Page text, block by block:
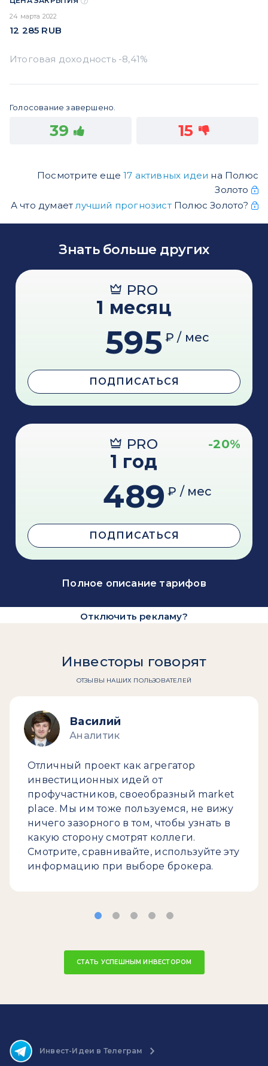
24 марта 2022
12 285 RUB
Голосование завершено.
39 15
Посмотрите еще 17 активных идеи на Полюс
Золото
А что думаетлучший прогнозистПолюс Золото?
Знать больше других
PRO
1 месяц
595 ₽ / мес
ПОДПИСАТЬСЯ
PRO -20%
1 год
489 ₽ / мес
ПОДПИСАТЬСЯ
Полное описание тарифов
Отключить рекламу?
Инвесторы говорят
ОТЗЫВЫ НАШИХ ПОЛЬЗОВАТЕЛЕЙ
Василий
Аналитик
Отличный проект как агрегатор
инвестиционных идей от
профучастников, своеобразный market
place. Мы им тоже пользуемся, не вижу
ничего зазорного в том, чтобы узнать в
какую сторону смотрят коллеги.
Смотрите, сравнивайте, используйте эту
информацию при выборе брокера.
СТАТЬ УСПЕШНЫМ ИНВЕСТОРОМ
Инвест-Идеи в Телеграм